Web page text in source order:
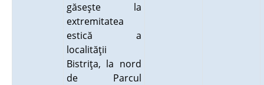
găseşte la
extremitatea
estică a
localităţii
Bistriţa, la nord
de Parcul